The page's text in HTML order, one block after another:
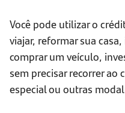
Você pode utilizar o
viajar, reformar sua
comprar um veículo,
sem precisar recorrer ao
especial ou outras